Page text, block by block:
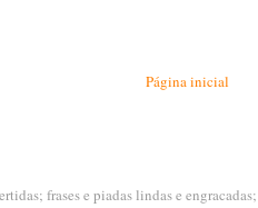
Página inicial
frases e piadas lindas e